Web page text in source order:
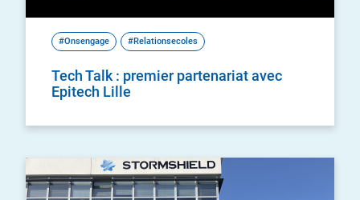
#Onsengage #Relationsecoles
Tech Talk : premier partenariat avec
Epitech Lille